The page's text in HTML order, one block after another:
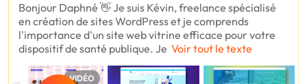
Bonjour Daphné 👋 Je suis Kévin, freelance spécialisé
en création de sites WordPress et je comprends
l'importance d'un site web vitrine efficace pour votre
dispositif de santé publique. Je Voir tout le texte
VIDÉO